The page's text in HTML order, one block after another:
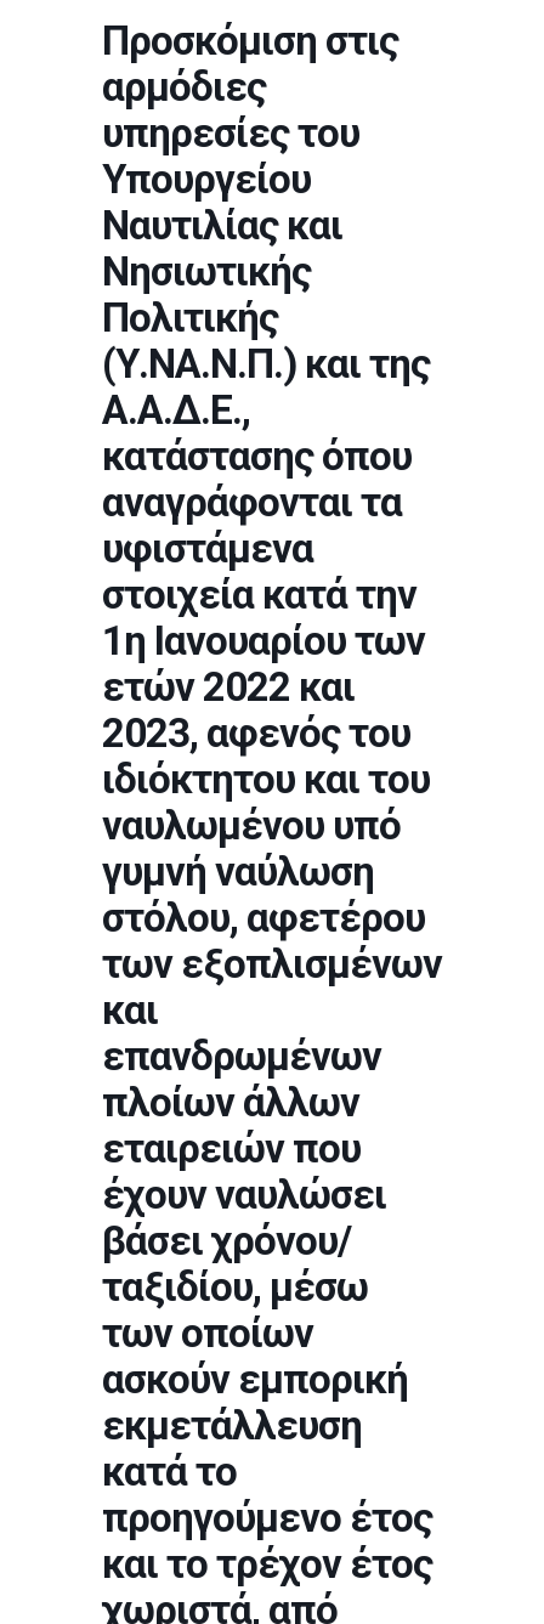
Προσκόμιση στις
αρμόδιες
υπηρεσίες του
Υπουργείου
Ναυτιλίας και
Νησιωτικής
Πολιτικής
(Υ.ΝΑ.Ν.Π.) και της
Α.Α.Δ.Ε.,
κατάστασης όπου
αναγράφονται τα
υφιστάμενα
στοιχεία κατά την
1η Ιανουαρίου των
ετών 2022 και
2023, αφενός του
ιδιόκτητου και του
ναυλωμένου υπό
γυμνή ναύλωση
στόλου, αφετέρου
των εξοπλισμένων
και
επανδρωμένων
πλοίων άλλων
εταιρειών που
έχουν ναυλώσει
βάσει χρόνου/
ταξιδίου, μέσω
των οποίων
ασκούν εμπορική
εκμετάλλευση
κατά το
προηγούμενο έτος
και το τρέχον έτος
χωριστά, από